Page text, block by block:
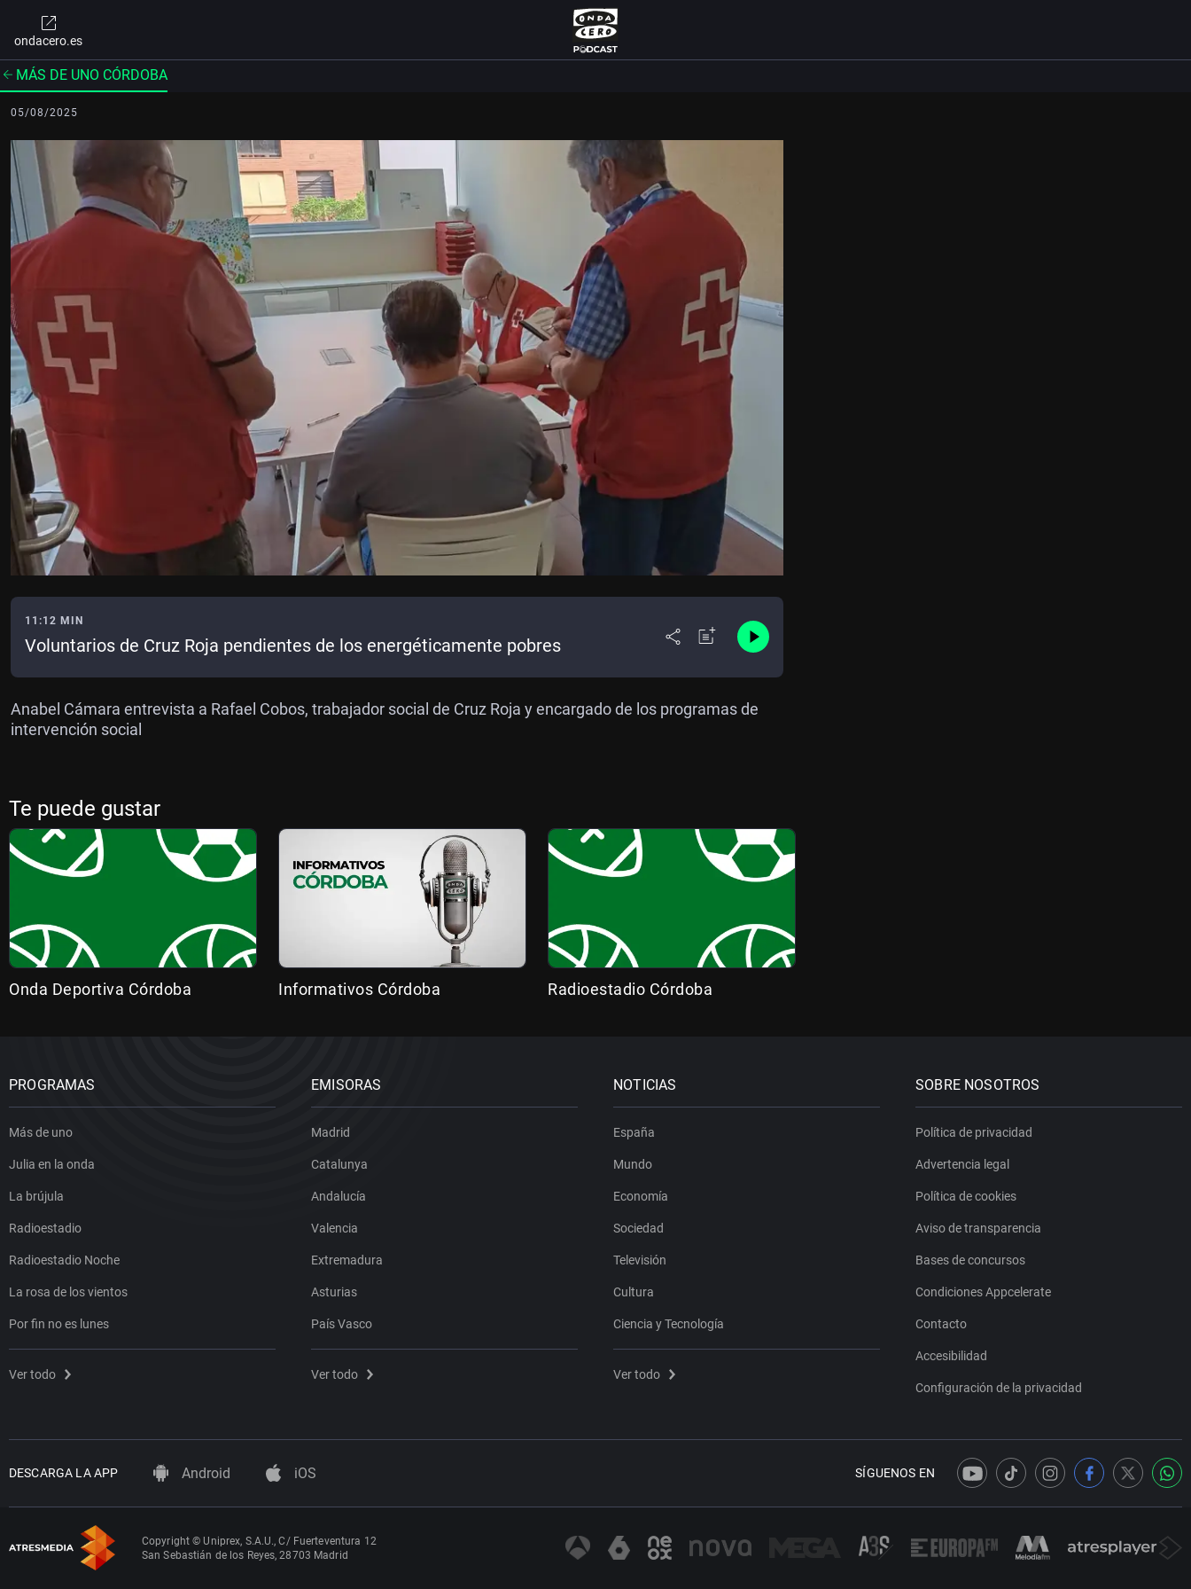
ondacero.es
MÁS DE UNO CÓRDOBA
05/08/2025
11:12 MIN
Voluntarios de Cruz Roja pendientes de los energéticamente pobres
Anabel Cámara entrevista a Rafael Cobos, trabajador social de Cruz Roja y encargado de los programas de
intervención social
Te puede gustar
Onda Deportiva Córdoba Informativos Córdoba Radioestadio Córdoba
PROGRAMAS
Más de uno
Julia en la onda
La brújula
Radioestadio
Radioestadio Noche
La rosa de los vientos
Por fin no es lunes
Ver todo
EMISORAS
Madrid
Catalunya
Andalucía
Valencia
Extremadura
Asturias
País Vasco
Ver todo
NOTICIAS
España
Mundo
Economía
Sociedad
Televisión
Cultura
Ciencia y Tecnología
Ver todo
SOBRE NOSOTROS
Política de privacidad
Advertencia legal
Política de cookies
Aviso de transparencia
Bases de concursos
Condiciones Appcelerate
Contacto
Accesibilidad
Configuración de la privacidad
DESCARGA LA APP Android iOS SÍGUENOS EN
Copyright © Uniprex, S.A.U., C/ Fuerteventura 12
San Sebastián de los Reyes, 28703 Madrid